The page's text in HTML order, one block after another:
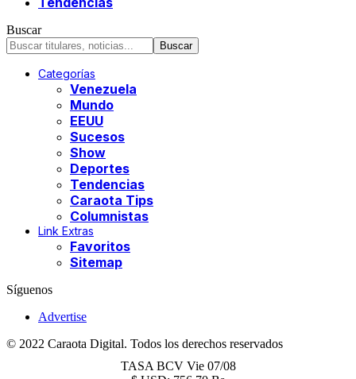
Buscar
Categorías
Venezuela
Mundo
EEUU
Sucesos
Show
Deportes
Tendencias
Caraota Tips
Columnistas
Link Extras
Favoritos
Sitemap
Síguenos
Advertise
© 2022 Caraota Digital. Todos los derechos reservados
TASA BCV Vie 07/08